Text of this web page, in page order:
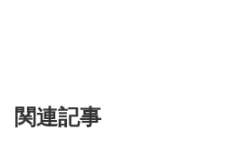
関連記事